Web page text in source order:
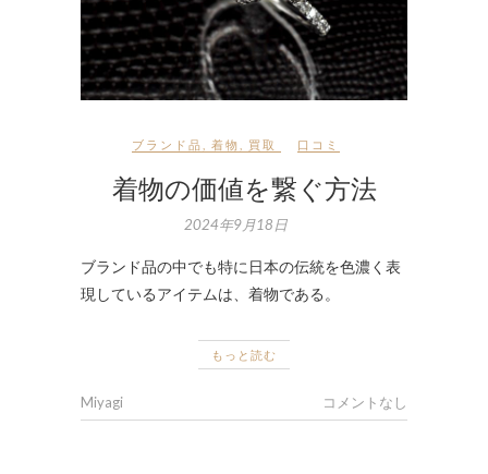
ブランド品 着物 買取 口コミ
着物の価値を繋ぐ方法
2024年9月18日
ブランド品の中でも特に日本の伝統を色濃く表
現しているアイテムは、着物である。
もっと読む
Miyagi コメントなし